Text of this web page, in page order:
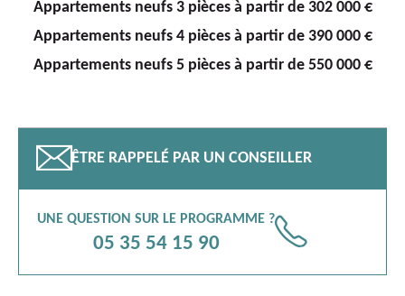
Appartements neufs 3 pièces à partir de 302 000 €
Appartements neufs 4 pièces à partir de 390 000 €
Appartements neufs 5 pièces à partir de 550 000 €
📧 ÊTRE RAPPELÉ PAR UN CONSEILLER
UNE QUESTION SUR LE PROGRAMME ?
05 35 54 15 90 📞